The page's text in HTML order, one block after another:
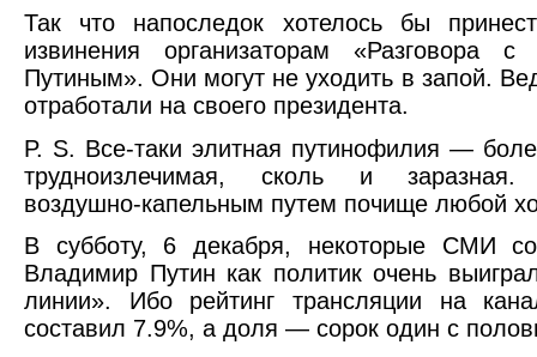
Так что напоследок хотелось бы
извинения организаторам «Разговора
Путиным». Они могут не уходить в запой.
отработали на своего президента.
P. S. Все-таки элитная путинофилия —
трудноизлечимая, сколь и заразная.
воздушно-капельным путем почище любой
В субботу, 6 декабря, некоторые СМИ
Владимир Путин как политик очень
линии». Ибо рейтинг трансляции на
составил 7.9%, а доля — сорок один с